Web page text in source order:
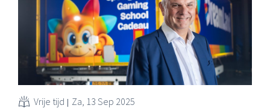
Vrije tijd Za, 13 Sep 2025